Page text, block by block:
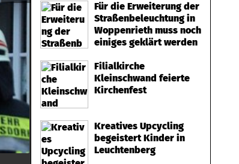
Für die Erweiterung der
Straßenbeleuchtung in
Woppenrieth muss noch
einiges geklärt werden
Filialkirche
Kleinschwand feierte
Kirchenfest
Kreatives Upcycling
begeistert Kinder in
Leuchtenberg